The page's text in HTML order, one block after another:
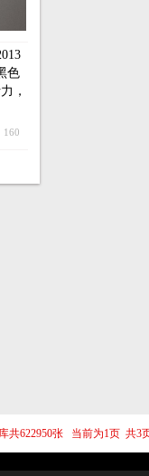
色
，
160
库共622950张 当前为1页